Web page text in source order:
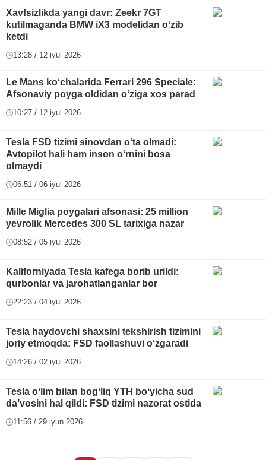
Xavfsizlikda yangi davr: Zeekr 7GT
kutilmaganda BMW iX3 modelidan oʻzib
ketdi
13:28 / 12 iyul 2026
Le Mans koʻchalarida Ferrari 296 Speciale:
Afsonaviy poyga oldidan oʻziga xos parad
10:27 / 12 iyul 2026
Tesla FSD tizimi sinovdan oʻta olmadi:
Avtopilot hali ham inson oʻrnini bosa
olmaydi
06:51 / 06 iyul 2026
Mille Miglia poygalari afsonasi: 25 million
yevrolik Mercedes 300 SL tarixiga nazar
08:52 / 05 iyul 2026
Kaliforniyada Tesla kafega borib urildi:
qurbonlar va jarohatlanganlar bor
22:23 / 04 iyul 2026
Tesla haydovchi shaxsini tekshirish tizimini
joriy etmoqda: FSD faollashuvi oʻzgaradi
14:26 / 02 iyul 2026
Tesla oʻlim bilan bogʻliq YTH boʻyicha sud
daʼvosini hal qildi: FSD tizimi nazorat ostida
11:56 / 29 iyun 2026